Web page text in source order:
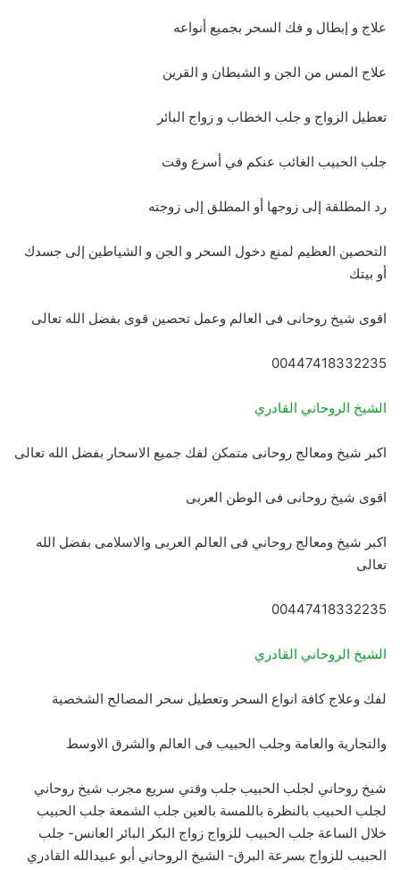
علاج و إبطال و فك السحر بجميع أنواعه
علاج المس من الجن و الشيطان و القرين
تعطيل الزواج و جلب الخطاب و زواج البائر
جلب الحبيب الغائب عنكم في أسرع وقت
رد المطلقة إلى زوجها أو المطلق إلى زوجته
التحصين العظيم لمنع دخول السحر و الجن و الشياطين إلى جسدك
أو بيتك
اقوى شيخ روحانى فى العالم وعمل تحصين قوى بفضل الله تعالى
00447418332235
الشيخ الروحاني القادري
اكبر شيخ ومعالج روحانى متمكن لفك جميع الاسحار بفضل الله تعالى
اقوى شيخ روحانى فى الوطن العربى
اكبر شيخ ومعالج روحاني فى العالم العربى والاسلامى بفضل الله
تعالى
00447418332235
الشيخ الروحاني القادري
لفك وعلاج كافة انواع السحر وتعطيل سحر المصالح الشخصية
والتجارية والعامة وجلب الحبيب فى العالم والشرق الاوسط
شيخ روحاني لجلب الحبيب جلب وقتي سريع مجرب شيخ روحاني
لجلب الحبيب بالنظرة باللمسة بالعين جلب الشمعة جلب الحبيب
خلال الساعة جلب الحبيب للزواج زواج البكر البائر العانس- جلب
الحبيب للزواج بسرعة البرق- الشيخ الروحاني أبو عبيدالله القادري